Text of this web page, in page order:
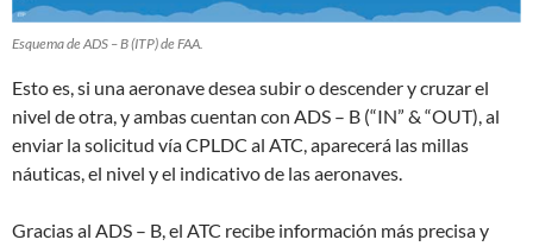
Esquema de ADS – B (ITP) de FAA.
Esto es, si una aeronave desea subir o descender y cruzar el
nivel de otra, y ambas cuentan con ADS – B (“IN” & “OUT), al
enviar la solicitud vía CPLDC al ATC, aparecerá las millas
náuticas, el nivel y el indicativo de las aeronaves.
Gracias al ADS – B, el ATC recibe información más precisa y